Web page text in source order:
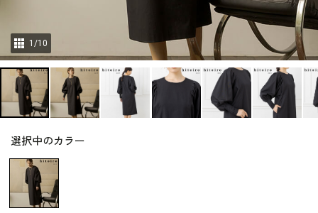
1 /10
選択中のカラー